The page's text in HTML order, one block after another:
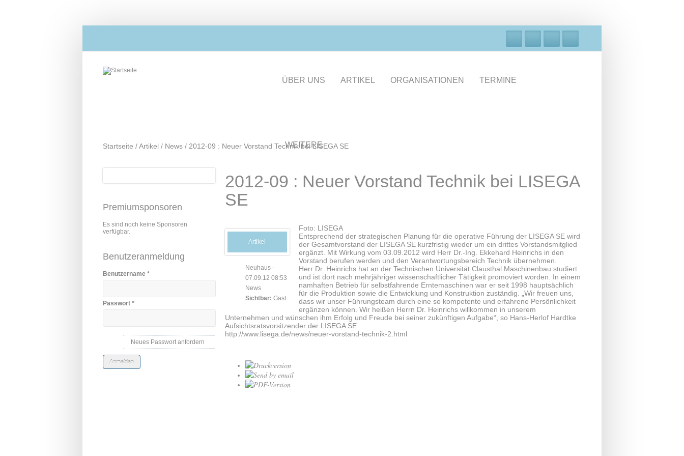
ÜBER UNS ARTIKEL ORGANISATIONEN TERMINE
WEITERE
Startseite /Artikel / News / 2012-09 : Neuer Vorstand Technik bei LISEGA SE
Suche
Premiumsponsoren
Es sind noch keine Sponsoren
verfügbar.
Benutzeranmeldung
Benutzername *
Passwort *
Neues Passwort anfordern
2012-09 : Neuer Vorstand Technik bei LISEGA
SE
Artikel
Neuhaus -
07.09.12 08:53
News
Sichtbar: Gast
Foto: LISEGA
Entsprechend der strategischen Planung für die operative Führung der LISEGA SE wird
der Gesamtvorstand der LISEGA SE kurzfristig wieder um ein drittes Vorstandsmitglied
ergänzt. Mit Wirkung vom 03.09.2012 wird Herr Dr.-Ing. Ekkehard Heinrichs in den
Vorstand berufen werden und den Verantwortungsbereich Technik übernehmen.
Herr Dr. Heinrichs hat an der Technischen Universität Clausthal Maschinenbau studiert
und ist dort nach mehrjähriger wissenschaftlicher Tätigkeit promoviert worden. In einem
namhaften Betrieb für selbstfahrende Erntemaschinen war er seit 1998 hauptsächlich
für die Produktion sowie die Entwicklung und Konstruktion zuständig. „Wir freuen uns,
dass wir unser Führungsteam durch eine so kompetente und erfahrene Persönlichkeit
ergänzen können. Wir heißen Herrn Dr. Heinrichs willkommen in unserem
Unternehmen und wünschen ihm Erfolg und Freude bei seiner zukünftigen Aufgabe“, so Hans-Herlof Hardtke
Aufsichtsratsvorsitzender der LISEGA SE.
http://www.lisega.de/news/neuer-vorstand-technik-2.html